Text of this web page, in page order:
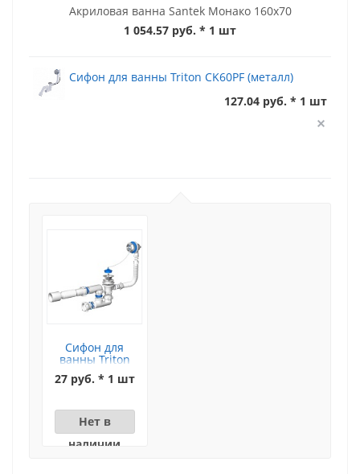
Акриловая ванна Santek Монако 160x70
1 054.57 руб. * 1 шт
Сифон для ванны Triton CK60PF (металл)
127.04 руб. * 1 шт
Сифон для
ванны Triton
(цепочка)
27 руб. * 1 шт
Нет в
наличии